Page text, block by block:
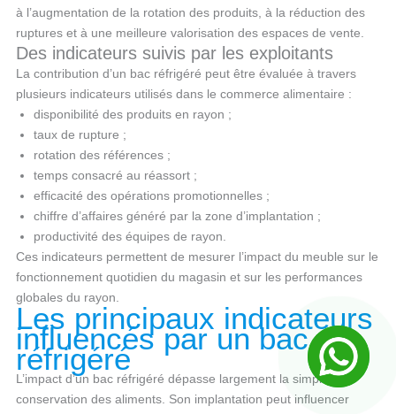
à l’augmentation de la rotation des produits, à la réduction des
ruptures et à une meilleure valorisation des espaces de vente.
Des indicateurs suivis par les exploitants
La contribution d’un bac réfrigéré peut être évaluée à travers
plusieurs indicateurs utilisés dans le commerce alimentaire :
disponibilité des produits en rayon ;
taux de rupture ;
rotation des références ;
temps consacré au réassort ;
efficacité des opérations promotionnelles ;
chiffre d’affaires généré par la zone d’implantation ;
productivité des équipes de rayon.
Ces indicateurs permettent de mesurer l’impact du meuble sur le
fonctionnement quotidien du magasin et sur les performances
globales du rayon.
Les principaux indicateurs
influencés par un bac
réfrigéré
L’impact d’un bac réfrigéré dépasse largement la simple
conservation des aliments. Son implantation peut influencer